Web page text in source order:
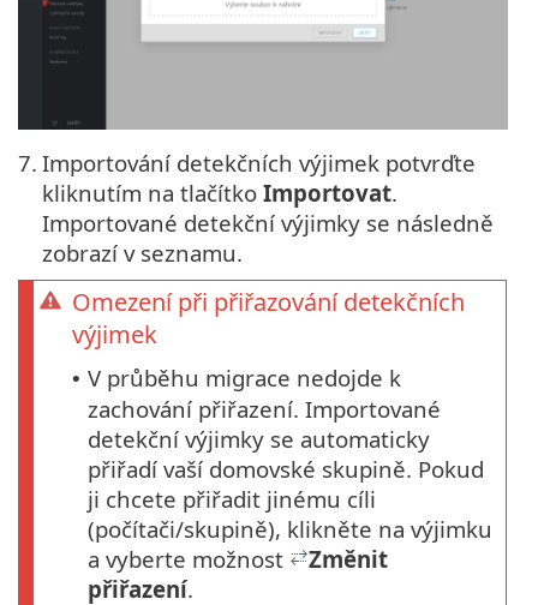
7. Importování detekčních výjimek potvrďte
kliknutím na tlačítko Importovat.
Importované detekční výjimky se následně
zobrazí v seznamu.
Omezení při přiřazování detekčních
výjimek
• V průběhu migrace nedojde k
zachování přiřazení. Importované
detekční výjimky se automaticky
přiřadí vaší domovské skupině. Pokud
ji chcete přiřadit jinému cíli
(počítači/skupině), klikněte na výjimku
a vyberte možnost
Změnit
přiřazení.